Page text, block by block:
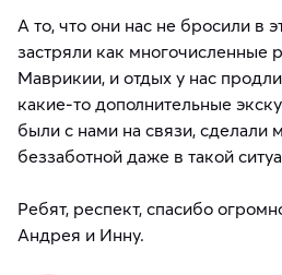
А то, что они нас не бросили в
застряли как многочисленные
Маврикии, и отдых у нас
какие-то дополнительные
были с нами на связи, сделали
беззаботной даже в такой
Ребят, респект, спасибо